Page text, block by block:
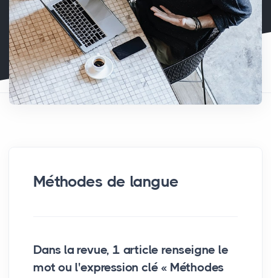
Méthodes de langue
Dans la revue, 1 article renseigne le
mot ou l'expression clé « Méthodes